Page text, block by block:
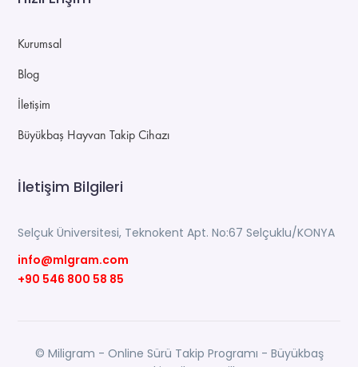
Kurumsal
Blog
İletişim
Büyükbaş Hayvan Takip Cihazı
İletişim Bilgileri
Selçuk Üniversitesi, Teknokent Apt. No:67 Selçuklu/KONYA
info@mlgram.com
+90 546 800 58 85
© Miligram - Online Sürü Takip Programı - Büyükbaş